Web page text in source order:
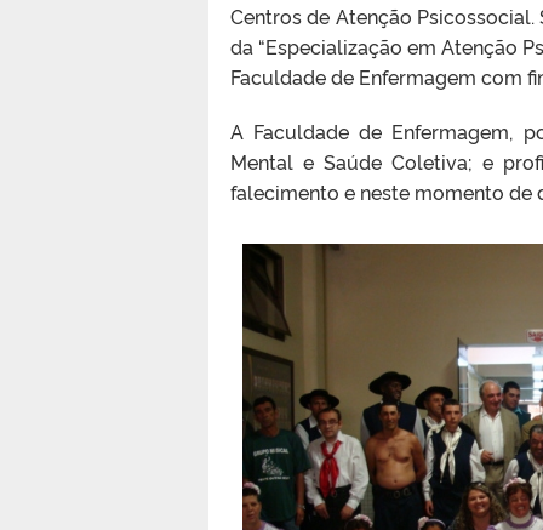
Centros de Atenção
da “Especialização em Atenção
Faculdade de Enfermagem com
A Faculdade de Enfermagem,
Mental e Saúde Coletiva; e
falecimento e neste momento de